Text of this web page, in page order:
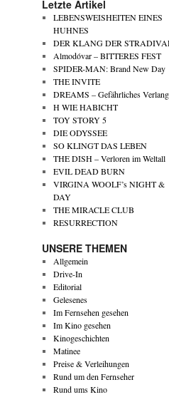
Letzte Artikel
LEBENSWEISHEITEN EINES
HUHNES
DER KLANG DER
Almodóvar – BITTERES FEST
SPIDER-MAN: Brand New Day
THE INVITE
DREAMS – Gefährliches
H WIE HABICHT
TOY STORY 5
DIE ODYSSEE
SO KLINGT DAS LEBEN
THE DISH – Verloren im Weltall
EVIL DEAD BURN
VIRGINA WOOLF’s NIGHT &
DAY
THE MIRACLE CLUB
RESURRECTION
UNSERE THEMEN
Allgemein
Drive-In
Editorial
Gelesenes
Im Fernsehen gesehen
Im Kino gesehen
Kinogeschichten
Matinee
Preise & Verleihungen
Rund um den Fernseher
Rund ums Kino